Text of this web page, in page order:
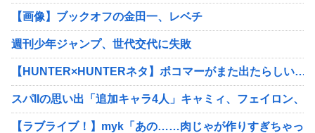
【画像】ブックオフの金田一、レベチ
週刊少年ジャンプ、世代交代に失敗
【HUNTER×HUNTERネタ】ポコマーがまた出たらしい…
スパIIの思い出「追加キャラ4人」キャミィ、フェイロン、
【ラブライブ！】myk「あの……肉じゃが作りすぎちゃっ